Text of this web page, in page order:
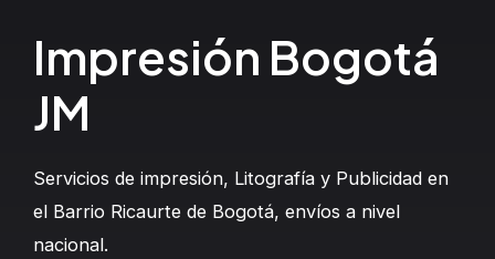
Impresión Bogotá
JM
Servicios de impresión, Litografía y Publicidad en
el Barrio Ricaurte de Bogotá, envíos a nivel
nacional.